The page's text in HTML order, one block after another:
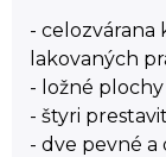
-
lakovaných
- ložné
- štyri
- dve pevné a